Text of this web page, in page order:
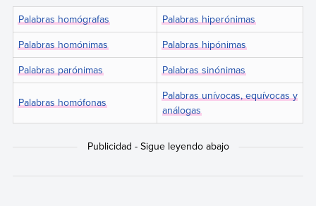
Palabras homógrafas
Palabras hiperónimas
Palabras homónimas
Palabras hipónimas
Palabras parónimas
Palabras sinónimas
Palabras homófonas
Palabras unívocas, equívocas y
análogas